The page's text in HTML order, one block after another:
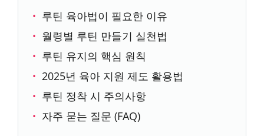
루틴 육아법이 필요한 이유
월령별 루틴 만들기 실천법
루틴 유지의 핵심 원칙
2025년 육아 지원 제도 활용법
루틴 정착 시 주의사항
자주 묻는 질문 (FAQ)